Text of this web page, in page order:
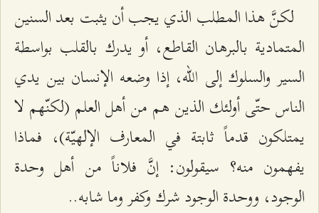
لكنَّ هذا المطلب الذي يجب أن يثبت بعد السنين
المتمادية بالبرهان القاطع، أو يدرك بالقلب بواسطة
السير والسلوك إلى الله، إذا وضعه الإنسان بين يدي
الناس حتّى أولئك الذين هم من أهل العلم (لكنّهم لا
يمتلكون قدماً ثابتة في المعارف الإلهيّة)، فماذا
يفهمون منه؟ سيقولون: إنَّ فلاناً من أهل وحدة
الوجود، ووحدة الوجود شرك وكفر وما شابه..